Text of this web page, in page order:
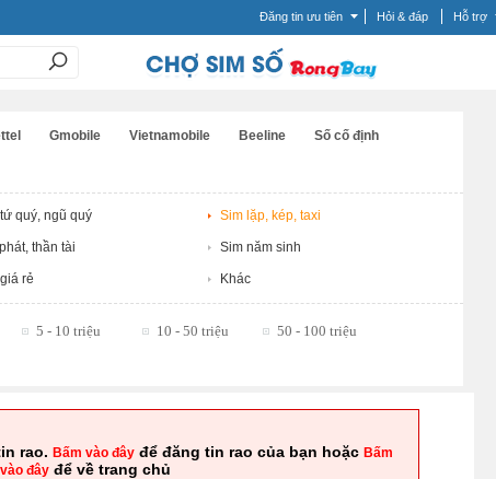
Đăng tin ưu tiên Hỏi & đáp Hỗ trợ
Gmobile Vietnamobile Beeline Số cố định
quý, ngũ quý Sim lặp, kép, taxi
thần tài Sim năm sinh
rẻ Khác
5 - 10 triệu 10 - 50 triệu
50 - 100 triệu
rao. Bấm vào đâyđể đăng tin rao của bạn hoặc Bấm
vào đây để về trang chủ